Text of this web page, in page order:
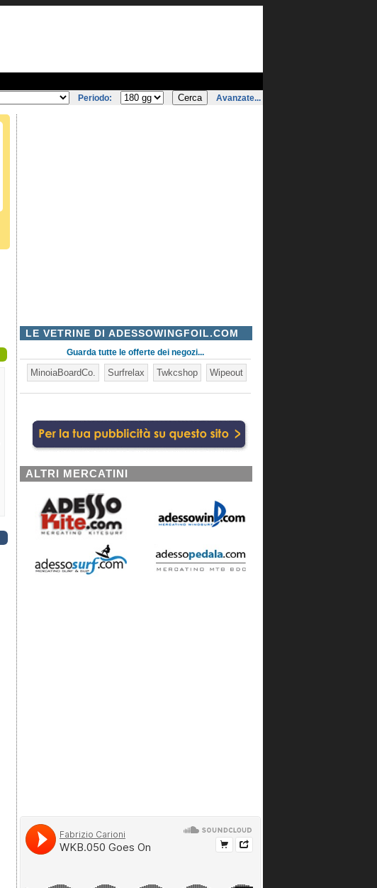
Periodo: Avanzate...
LE VETRINE DI ADESSOWINGFOIL.COM
Guarda tutte le offerte dei negozi...
MinoiaBoardCo. Surfrelax Twkcshop Wipeout
ALTRI MERCATINI